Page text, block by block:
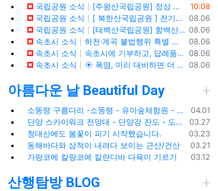
등록일
10:08
국립공원 소식
[주왕산국립공원] 정상 주봉 코스와 용추협곡 트래킹
등록일
08.06
국립공원 소식
[ 북한산국립공원 ] 전기차,수소차 등 무공해차량만 이용할 수 있는100% 친환경 야영장 - 북한산 사기막야영장
등록일
08.06
국립공원 소식
[태백산국립공원] 함백산, 운무가 가득한 싱그러운 풍경 속을 걷다
등록일
08.06
속초시 소식
하천·계곡 불법행위 특별 단속기간 운영
등록일
08.06
속초시 소식
속초시에 기부하고, 답례품도 1+1으로 받아가세요!
등록일
08.06
속초시 소식 ☀️ 폭염, 미리 대비하면 더 안전합니다!
아름다운 날 Beautiful Day
등록일
04.01
소똥령 구름다리 -소똥령 - 유아숲체험원 - 장신유원지 / 캠핑장
등록일
03.27
단양 스카이워크 전망대 - 단양강 잔도 - 도담삼봉 / 석문 - 영월 청령포 입장료 주차료
등록일
03.23
청대산에도 봄꽃이 피기 시작했습니다.
등록일
03.21
동해바다와 삼척이 내려다 보이는 근산/건산
등록일
03.12
가랑코에 칼랑코에 칼란디바 다육이 기르기
산행탐방 BLOG